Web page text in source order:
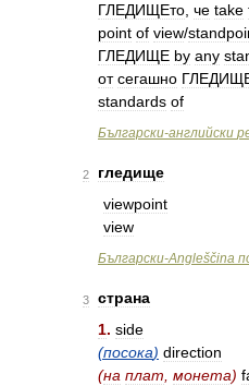
ГЛЕДИЩЕто че take
point of view/
ГЛЕДИЩЕ by any
от сегашно
standards of
Български-английски
2
гледище
viewpoint
view
Български-Angleščina
3
страна
1. side
(посока) direction
(на плат монета)